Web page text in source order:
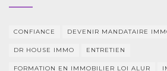
CONFIANCE DEVENIR MANDATAIRE
DR HOUSE IMMO ENTRETIEN
FORMATION EN IMMOBILIER LOI ALUR